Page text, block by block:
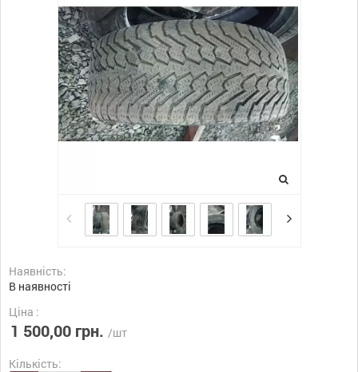
Наявність:
В наявності
Ціна :
1 500,00 грн. /шт
Кількість: